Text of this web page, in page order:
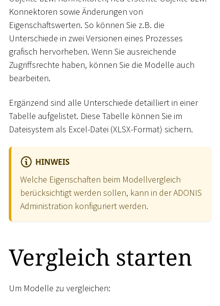
Konnektoren sowie Änderungen von
Eigenschaftswerten. So können Sie z.B. die
Unterschiede in zwei Versionen eines Prozesses
grafisch hervorheben. Wenn Sie ausreichende
Zugriffsrechte haben, können Sie die Modelle auch
bearbeiten.
Ergänzend sind alle Unterschiede detailliert in einer
Tabelle aufgelistet. Diese Tabelle können Sie im
Dateisystem als Excel-Datei (XLSX-Format) sichern.
HINWEIS
Welche Eigenschaften beim Modellvergleich
berücksichtigt werden sollen, kann in der ADONIS
Administration konfiguriert werden.
Vergleich starten
Um Modelle zu vergleichen: